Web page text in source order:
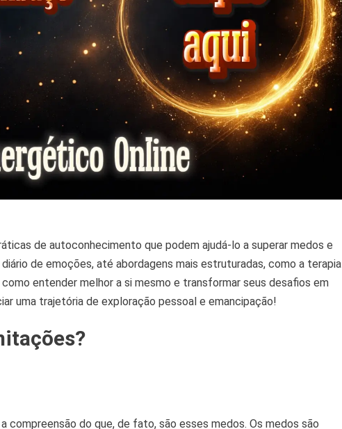
de autoconhecimento que podem ajudá-lo a superar medos e
de emoções, até abordagens mais estruturadas, como a terapia
entender melhor a si mesmo e transformar seus desafios em
uma trajetória de exploração pessoal e emancipação!
compreensão do que, de fato, são esses medos. Os medos são